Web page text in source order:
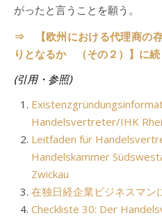
がったと言うことを願う。
⇒ 【欧州における代理商の
りとなるか （その２）】に続
(引用・参照)
Handelsvertreter/IHK
Leitfaden für
Handelskammer
Zwickau
在独日経企業ビジネスマン
Checkliste 30: Der